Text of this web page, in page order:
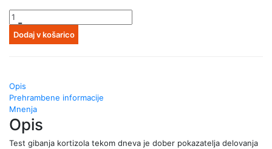
-
Dodaj v košarico
Opis
Prehrambene informacije
Mnenja
Opis
Test gibanja kortizola tekom dneva je dober pokazatelja delovanja